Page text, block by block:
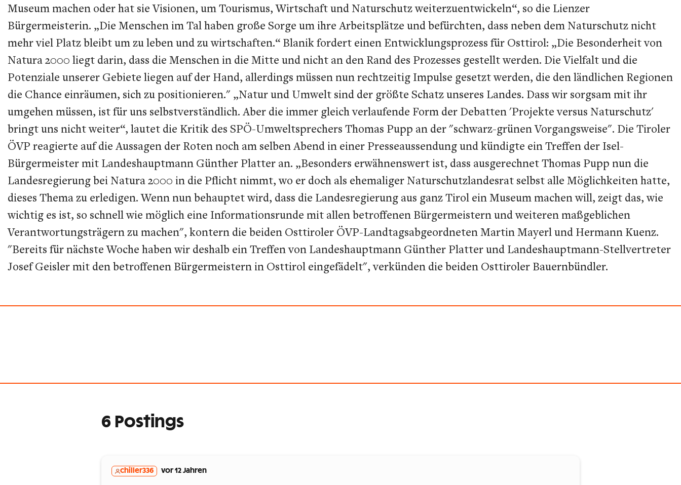
Museum machen oder hat sie Visionen, um Tourismus, Wirtschaft und Naturschutz weiterzuentwickeln“, so die Lienzer
Bürgermeisterin. „Die Menschen im Tal haben große Sorge um ihre Arbeitsplätze und befürchten, dass neben dem Naturschutz nicht
mehr viel Platz bleibt um zu leben und zu wirtschaften.“ Blanik fordert einen Entwicklungsprozess für Osttirol: „Die Besonderheit von
Natura 2000 liegt darin, dass die Menschen in die Mitte und nicht an den Rand des Prozesses gestellt werden. Die Vielfalt und die
Potenziale unserer Gebiete liegen auf der Hand, allerdings müssen nun rechtzeitig Impulse gesetzt werden, die den ländlichen Regionen
die Chance einräumen, sich zu positionieren." „Natur und Umwelt sind der größte Schatz unseres Landes. Dass wir sorgsam mit ihr
umgehen müssen, ist für uns selbstverständlich. Aber die immer gleich verlaufende Form der Debatten 'Projekte versus Naturschutz'
bringt uns nicht weiter“, lautet die Kritik des SPÖ-Umweltsprechers Thomas Pupp an der "schwarz-grünen Vorgangsweise". Die Tiroler
ÖVP reagierte auf die Aussagen der Roten noch am selben Abend in einer Presseaussendung und kündigte ein Treffen der Isel-
Bürgermeister mit Landeshauptmann Günther Platter an. „Besonders erwähnenswert ist, dass ausgerechnet Thomas Pupp nun die
Landesregierung bei Natura 2000 in die Pflicht nimmt, wo er doch als ehemaliger Naturschutzlandesrat selbst alle Möglichkeiten hatte,
dieses Thema zu erledigen. Wenn nun behauptet wird, dass die Landesregierung aus ganz Tirol ein Museum machen will, zeigt das, wie
wichtig es ist, so schnell wie möglich eine Informationsrunde mit allen betroffenen Bürgermeistern und weiteren maßgeblichen
Verantwortungsträgern zu machen", kontern die beiden Osttiroler ÖVP-Landtagsabgeordneten Martin Mayerl und Hermann Kuenz.
"Bereits für nächste Woche haben wir deshalb ein Treffen von Landeshauptmann Günther Platter und Landeshauptmann-Stellvertreter
Josef Geisler mit den betroffenen Bürgermeistern in Osttirol eingefädelt", verkünden die beiden Osttiroler Bauernbündler.
6 Postings
chiller336 vor 12 Jahren